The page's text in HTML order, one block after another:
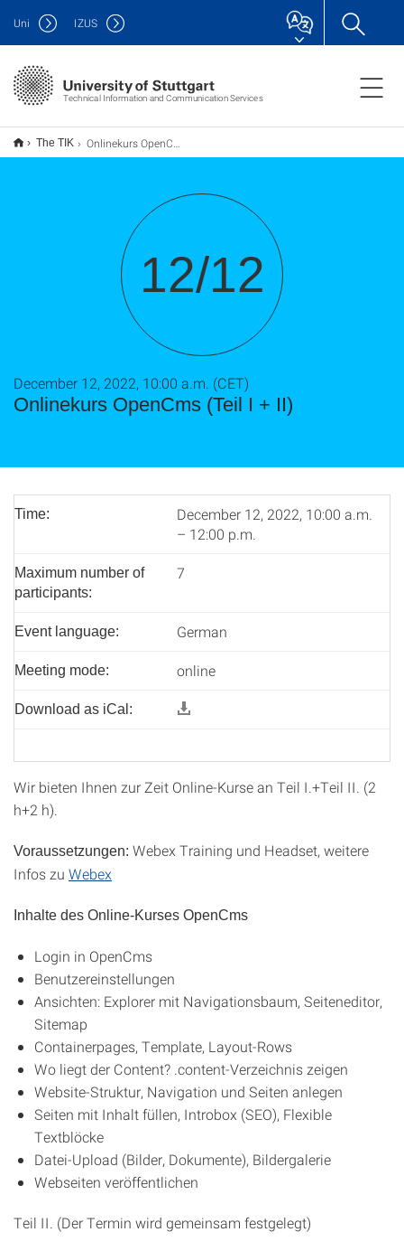
Technical Information and Communication Services
Uni IZUS
The TIK Onlinekurs OpenCms (Teil I + II)
12/12
Onlinekurs OpenCms (Teil I + II)
December 12, 2022, 10:00 a.m. (CET)
Time:
December 12, 2022, 10:00 a.m.
– 12:00 p.m.
Maximum number of
participants:
7
Event language: German
Meeting mode: online
Download as iCal:
Wir bieten Ihnen zur Zeit Online-Kurse an Teil I.+Teil II. (2
h+2 h).
Voraussetzungen: Webex Training und Headset, weitere
Infos zu Webex
Inhalte des Online-Kurses OpenCms
Login in OpenCms
Benutzereinstellungen
Ansichten: Explorer mit Navigationsbaum, Seiteneditor,
Sitemap
Containerpages, Template, Layout-Rows
Wo liegt der Content? .content-Verzeichnis zeigen
Website-Struktur, Navigation und Seiten anlegen
Seiten mit Inhalt füllen, Introbox (SEO), Flexible
Textblöcke
Datei-Upload (Bilder, Dokumente), Bildergalerie
Webseiten veröffentlichen
Teil II. (Der Termin wird gemeinsam festgelegt)